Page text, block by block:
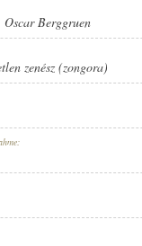
Oscar Berggruen
zenész (zongora)